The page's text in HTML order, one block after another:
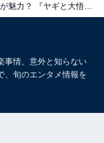
て話を盛り上げ
まに草を食べ眠
事情、意外と知らない
、旬のエンタメ情報を